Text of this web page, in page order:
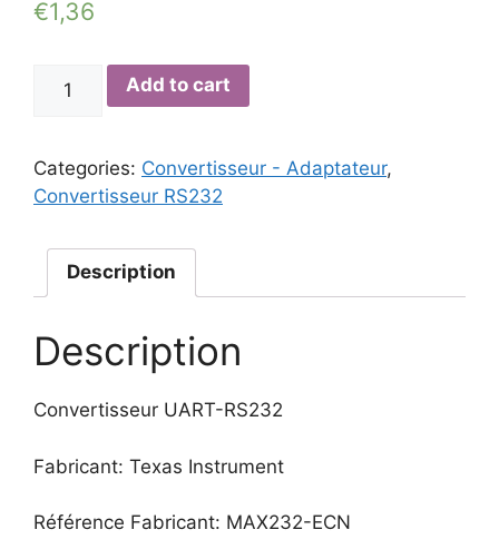
€1,36
ECN
Add to cart
Categories: Convertisseur - Adaptateur,
Convertisseur RS232
Description
Description
Convertisseur UART-RS232
Fabricant: Texas Instrument
Référence Fabricant: MAX232-ECN